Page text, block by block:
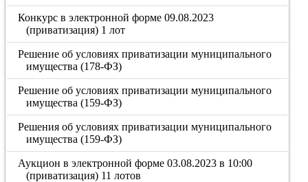
Конкурс в электронной форме 09.08.2023
(приватизация) 1 лот
Решение об условиях приватизации муниципального
имущества (178-ФЗ)
Решение об условиях приватизации муниципального
имущества (159-ФЗ)
Решения об условиях приватизации муниципального
имущества (159-ФЗ)
Аукцион в электронной форме 03.08.2023 в 10:00
(приватизация) 11 лотов